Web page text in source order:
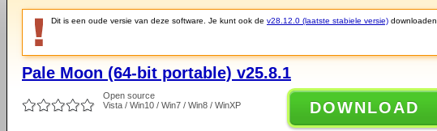
Dit is een oude versie van deze software. Je kunt ook de v28.12.0 (laatste stabiele versie) downloaden.
Pale Moon (64-bit portable) v25.8.1
Open source
Vista / Win10 / Win7 / Win8 / WinXP
DOWNLOAD